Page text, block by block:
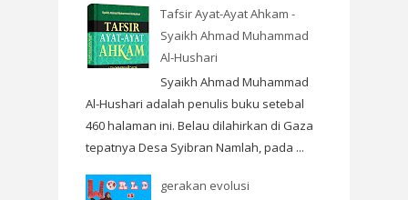
Tafsir Ayat-Ayat Ahkam -
Syaikh Ahmad Muhammad
Al-Hushari
Syaikh Ahmad Muhammad
Al-Hushari adalah penulis buku setebal
460 halaman ini. Belau dilahirkan di Gaza
tepatnya Desa Syibran Namlah, pada ...
gerakan evolusi